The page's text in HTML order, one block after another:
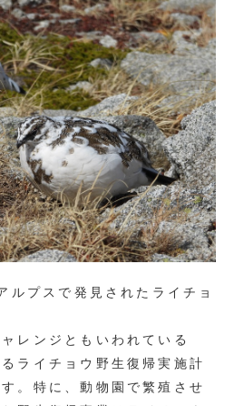
ルプスで発見されたライチョ
レンジともいわれている
ライチョウ野生復帰実施計
。特に、動物園で繁殖させ